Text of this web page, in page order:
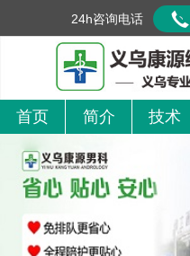
首页 简介 技术
24h咨询电话